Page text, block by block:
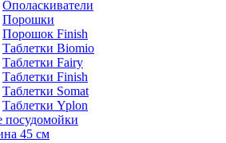
Ополаскиватели
Порошки
Порошок Finish
Таблетки Biomio
Таблетки Fairy
Таблетки Finish
Таблетки Somat
Таблетки Yplon
посудомойки
45 см